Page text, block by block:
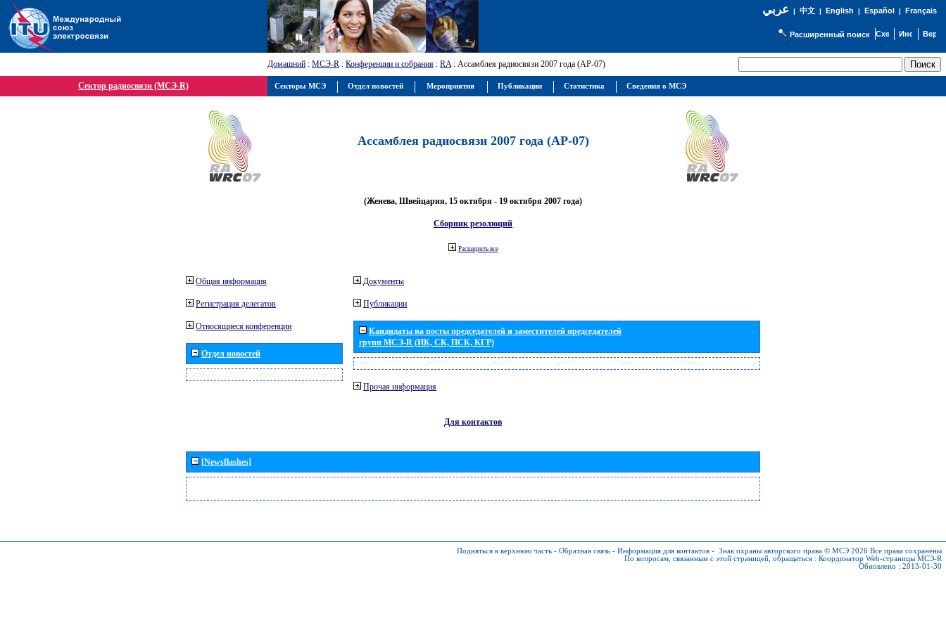
عربي| 中文| English | Español | Français
Расширенный поиск
Домашний : МСЭ-R : Конференции и собрания : RA: Ассамблея радиосвязи 2007 года (АР-07)
Сектор радиосвязи (МСЭ-R)
Ассамблея радиосвязи 2007 года (АР-07)
(Женева, Швейцария, 15 октября - 19 октября 2007 года)
Сборник резолюций
Расширить все
Общая информация
Регистрация делегатов
Относящиеся конференции
Отдел новостей
Документы
Публикации
Кандидаты на посты председателей и заместителей председателей
групп МСЭ-R (ИК, СК, ПСК, КГР)
Прочая информация
Для контактов
[Newsflashes]
Подняться в верхнюю часть - Обратная связь - Информация для контактов - Знак охраны авторского права © МСЭ 2026 Все права сохранены
По вопросам, связанным с этой страницей, обращаться : Координатор Web-страницы МСЭ-R
Обновлено : 2013-01-30
Секторы МСЭ Отдел новостей Мероприятия Публикации Статистика Сведения о МСЭ